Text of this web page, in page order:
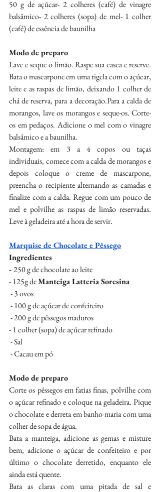
50 g de açúcar⁠- 2 colheres (café) de vinagre
balsâmico⁠- 2 colheres (sopa) de mel⁠- 1 colher
(café) de essência de baunilha⁠
Modo de preparo
Lave e seque o limão. Raspe sua casca e reserve.⁠
Bata o mascarpone em uma tigela com o açúcar,
leite e as raspas de limão, deixando⁠ 1 colher de
chá de reserva, para a decoração.⁠⁠Para a calda de
morangos,⁠ lave os morangos e seque-os. Corte-
os em pedaços. Adicione o mel com o vinagre⁠
balsâmico e a baunilha.⁠
Montagem:⁠ em 3 a 4 copos ou taças
individuais, comece com a calda de morangos e
depois coloque⁠ o creme de mascarpone,
preencha o recipiente alternando as camadas e
finalize com a⁠ calda. Regue com um pouco de
mel e polvilhe as raspas de limão reservadas.
Leve à⁠ geladeira até a hora de servir⁠.
Marquise de Chocolate e Pêssego
Ingredientes
- 250 g de chocolate ao leite
- 125g de Manteiga Latteria Soresina
- 3 ovos
- 100 g de açúcar de confeiteiro
- 200 g de pêssegos maduros
- 1 colher (sopa) de açúcar refinado
- Sal
- Cacau em pó
Modo de preparo
Corte os pêssegos em fatias finas, polvilhe com
o açúcar refinado e coloque na geladeira. Pique
o chocolate e derreta em banho-maria com uma
colher de sopa de água.
Bata a manteiga, adicione as gemas e misture
bem, adicione o açúcar de confeiteiro e por
último o chocolate derretido, enquanto ele
ainda está quente.
Bata as claras com uma pitada de sal e